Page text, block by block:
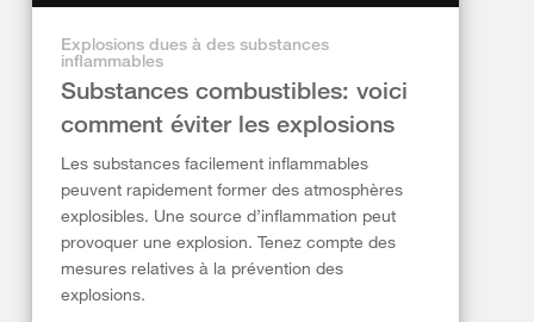
Explosions dues à des substances
inflammables
Substances combustibles: voici
comment éviter les explosions
Les substances facilement inflammables
peuvent rapidement former des atmosphères
explosibles. Une source d’inflammation peut
provoquer une explosion. Tenez compte des
mesures relatives à la prévention des
explosions.